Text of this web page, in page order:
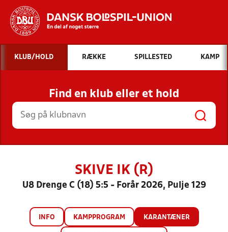
Hvad vil du søge efter?
INDHOLD OG NYHEDER
STILLINGER, RESULTATER, KLUBBER OG
HOLD
KLUB/HOLD RÆKKE SPILLESTED KAMP
Find en klub eller et hold
SKIVE IK (R)
U8 Drenge C (18) 5:5 - Forår 2026, Pulje 129
INFO KAMPPROGRAM KARANTÆNER